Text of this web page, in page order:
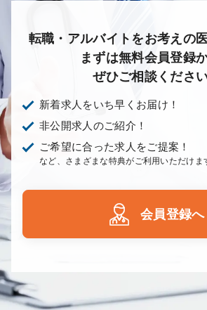
転職・アルバイトをお考えの
まずは無料会員登録か
ぜひご相談ください
新着求人をいち早くお届け！
非公開求人のご紹介！
ご希望に合った求人をご提案！
など、さまざまな特典がご利用いただけま
会員登録へ